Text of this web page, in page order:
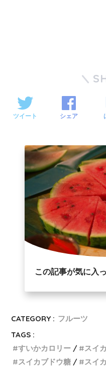
ツイート シェア
この記事が気に入
CATEGORY : フルーツ
TAGS :
すいかカロリー
スイ
スイカブドウ糖
スイ